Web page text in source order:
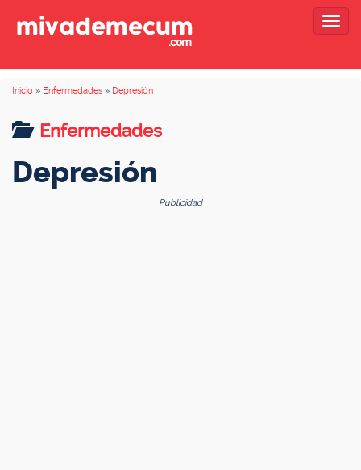
Inicio » Enfermedades » Depresión
Enfermedades
Depresión
Publicidad